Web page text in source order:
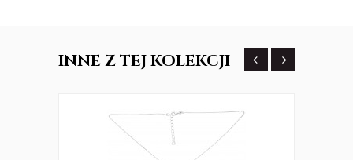
INNE Z TEJ KOLEKCJI